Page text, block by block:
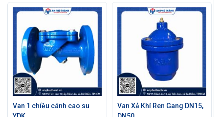
Van Xả Khí Ren Gang DN15,
Van An Toàn PN16 | Hiệu